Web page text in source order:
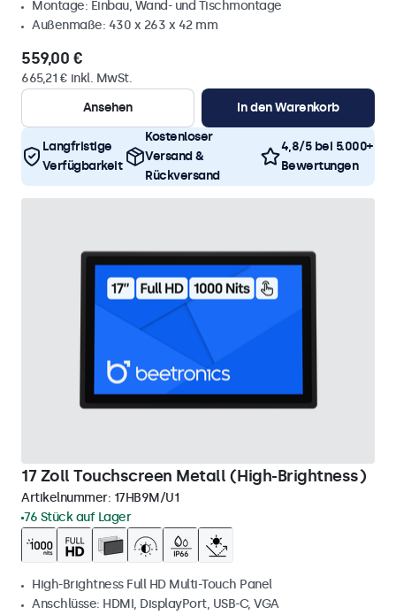
Montage: Einbau, Wand- und Tischmontage
Außenmaße: 430 x 263 x 42 mm
559,00 €
665,21 € inkl. MwSt.
Ansehen
In den Warenkorb
Langfristige
Verfügbarkeit
Kostenloser
Versand &
Rückversand
4,8/5 bei 5.000+
Bewertungen
17 Zoll Touchscreen Metall (High-Brightness)
Artikelnummer: 17HB9M/U1
76 Stück auf Lager
High-Brightness Full HD Multi-Touch Panel
Anschlüsse: HDMI, DisplayPort, USB-C, VGA